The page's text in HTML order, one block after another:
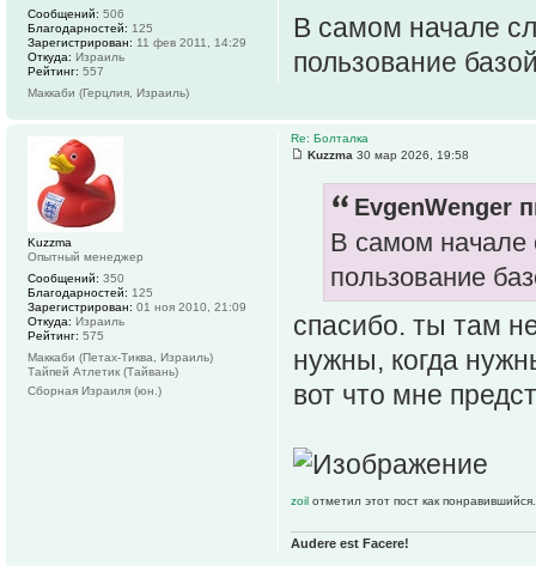
В самом начале
пользование
Сообщений: 506
Благодарностей: 125
Зарегистрирован: 11 фев 2011, 14:29
Откуда: Израиль
Рейтинг: 557
Маккаби (Герцлия, Израиль)
Re: Болталка
Kuzzma 30 мар 2026, 19:58
EvgenWenger
В самом начале
пользование
спасибо. ты там
нужны, когда
вот что мне
zoil отметил этот пост как понравившийся.
Audere est Facere!
Kuzzma
Опытный менеджер
Сообщений: 350
Благодарностей: 125
Зарегистрирован: 01 ноя 2010, 21:09
Откуда: Израиль
Рейтинг: 575
Маккаби (Петах-Тиква, Израиль)
Тайпей Атлетик (Тайвань)
Сборная Израиля (юн.)